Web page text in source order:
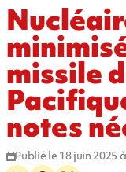
missile
notes
Publié le 18 juin 2025